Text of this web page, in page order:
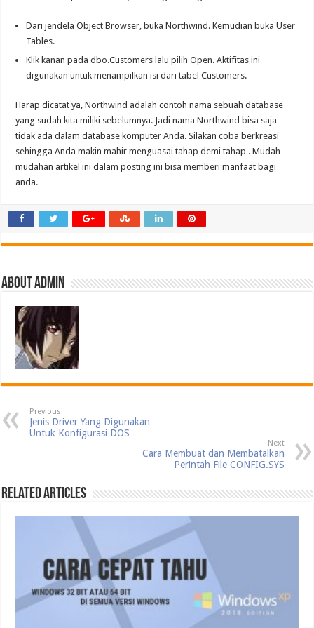
Dari jendela Object Browser, buka Northwind. Kemudian buka User
Tables.
Klik kanan pada dbo.Customers lalu pilih Open. Aktifitas ini
digunakan untuk menampilkan isi dari tabel Customers.
Harap dicatat ya, Northwind adalah contoh nama sebuah database
yang sudah kita miliki sebelumnya. Jadi nama Northwind bisa saja
tidak ada dalam database komputer Anda. Silakan coba berkreasi
sehingga Anda makin mahir menguasai tahap demi tahap . Mudah-
mudahan artikel ini dalam posting ini bisa memberi manfaat bagi
anda.
About admin
Previous
Jenis Driver Yang Digunakan
Untuk Konfigurasi DOS
Next
Cara Membuat dan Membatalkan
Perintah File CONFIG.SYS
Related Articles